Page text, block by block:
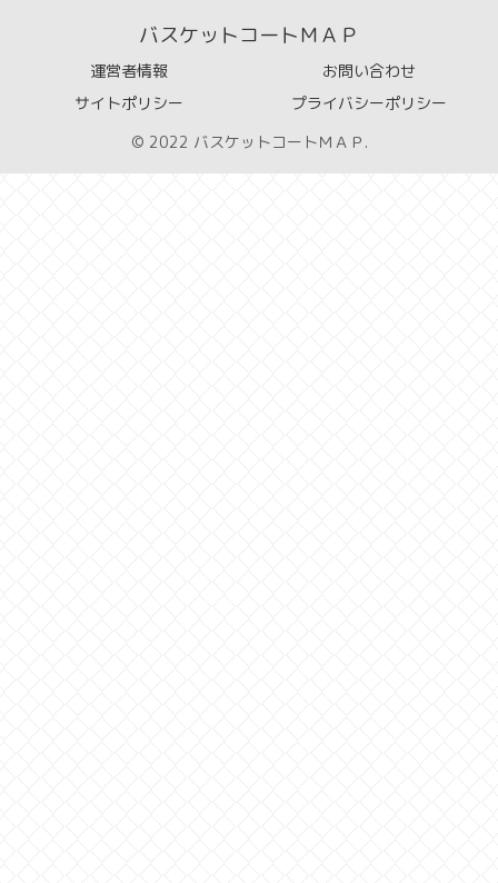
バスケットコートＭＡＰ
運営者情報
お問い合わせ
サイトポリシー
プライバシーポリシー
© 2022 バスケットコートＭＡＰ.